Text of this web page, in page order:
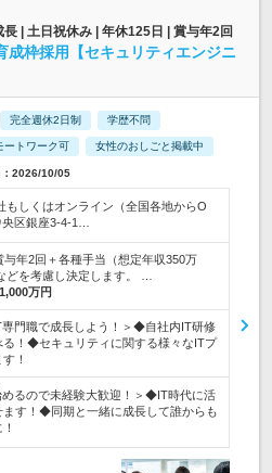
| 土日祝休み | 年休125日 | 賞与年2回
成枠採用【セキュリティエンジニ
完全週休2日制 学歴不問
ートワーク可 女性のおしごと掲載中
2026/10/05
もしくはオンライン（全国各地からO
区銀座3-4-1…
年2回＋各種手当（想定年収350万
を考慮し決定します。 …
万円
専門職で成長しよう！＞◆自社内IT研修
る！◆セキュリティに関する様々なITプ
！
めるので未経験大歓迎！＞◆IT時代に活
ます！◆同期と一緒に成長して誰からも